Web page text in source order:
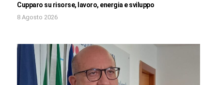
Cupparo su risorse, lavoro, energia e sviluppo
8 Agosto 2026